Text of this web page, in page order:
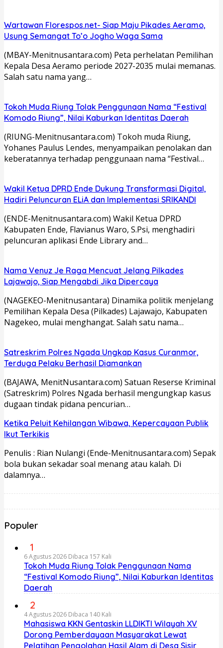
Wartawan Florespos.net- Siap Maju Pikades Aeramo,
Usung Semangat To’o Jogho Waga Sama
(MBAY-Menitnusantara.com) Peta perhelatan Pemilihan
Kepala Desa Aeramo periode 2027-2035 mulai memanas.
Salah satu nama yang…
Tokoh Muda Riung Tolak Penggunaan Nama “Festival
Komodo Riung”, Nilai Kaburkan Identitas Daerah
(RIUNG-Menitnusantara.com) Tokoh muda Riung,
Yohanes Paulus Lendes, menyampaikan penolakan dan
keberatannya terhadap penggunaan nama “Festival…
Wakil Ketua DPRD Ende Dukung Transformasi Digital,
Hadiri Peluncuran ELiA dan Implementasi SRIKANDI
(ENDE-Menitnusantara.com) Wakil Ketua DPRD
Kabupaten Ende, Flavianus Waro, S.Psi, menghadiri
peluncuran aplikasi Ende Library and…
Nama Venuz Je Raga Mencuat Jelang Pilkades
Lajawajo, Siap Mengabdi Jika Dipercaya
(NAGEKEO-Menitnusantara) Dinamika politik menjelang
Pemilihan Kepala Desa (Pilkades) Lajawajo, Kabupaten
Nagekeo, mulai menghangat. Salah satu nama…
Satreskrim Polres Ngada Ungkap Kasus Curanmor,
Terduga Pelaku Berhasil Diamankan
(BAJAWA, MenitNusantara.com) Satuan Reserse Kriminal
(Satreskrim) Polres Ngada berhasil mengungkap kasus
dugaan tindak pidana pencurian…
Ketika Peluit Kehilangan Wibawa, Kepercayaan Publik
Ikut Terkikis
Penulis : Rian Nulangi (Ende-Menitnusantara.com) Sepak
bola bukan sekadar soal menang atau kalah. Di
dalamnya…
Populer
1
6 Agustus 2026 Dibaca 157 Kali
Tokoh Muda Riung Tolak Penggunaan Nama
“Festival Komodo Riung”, Nilai Kaburkan Identitas
Daerah
2
4 Agustus 2026 Dibaca 140 Kali
Mahasiswa KKN Gentaskin LLDIKTI Wilayah XV
Dorong Pemberdayaan Masyarakat Lewat
Pelatihan Pengolahan Hasil Alam di Desa Sisir